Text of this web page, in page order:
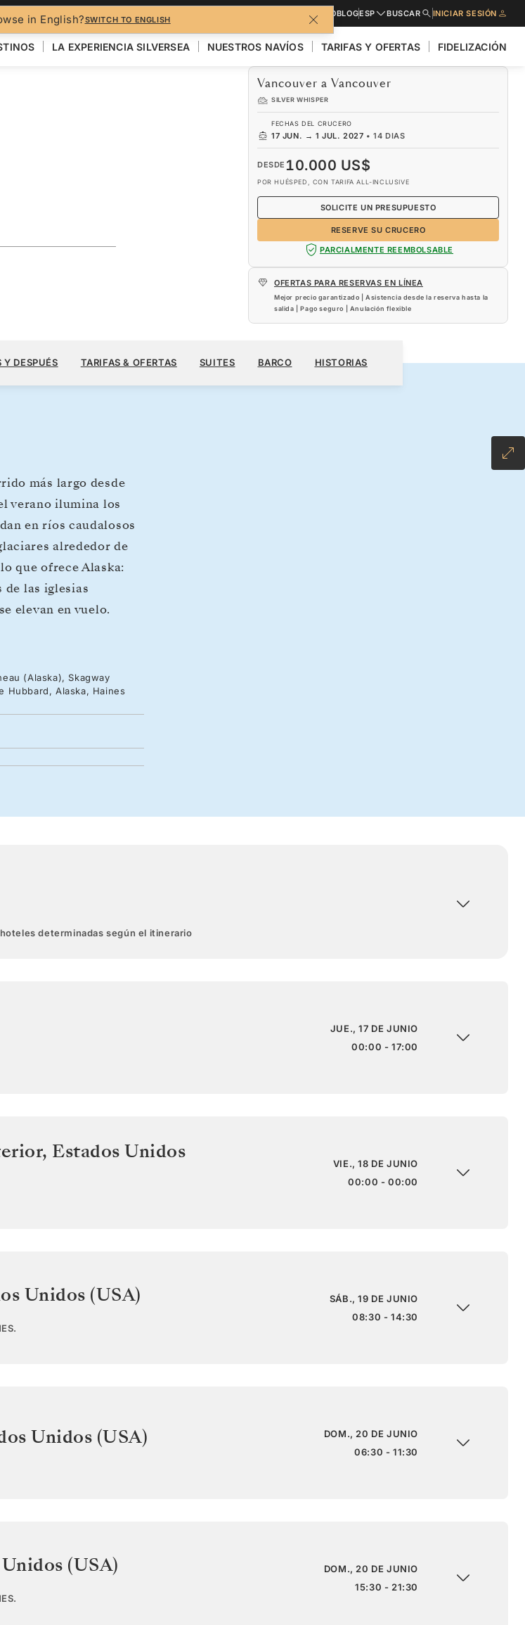
in English?SWITCH TO ENGLISH
SOLICITE PRESUPUESTOBLOGESP BUSCAR INICIAR SESIÓN
LA EXPERIENCIA SILVERSEA NUESTROS NAVÍOS TARIFAS Y OFERTAS FIDELIZACIÓN
Vancouver a Vancouver
SILVER WHISPER
FECHAS DEL CRUCERO
17 JUN. → 1 JUL. 2027 •14 DIAS
DESDE 10.000 US$
POR HUÉSPED, CON TARIFA ALL-INCLUSIVE
RESERVE SU CRUCERO
SOLICITE UN PRESUPUESTO
PARCIALMENTE REEMBOLSABLE
OFERTAS PARA RESERVAS EN LÍNEA
Mejor precio garantizado | Asistencia desde la reserva hasta la
salida | Pago seguro | Anulación flexible
POR HUÉSPED, CON TARIFA ALL-INCLUSIVE
RESERVE SU CRUCERO
Y DESPUÉS TARIFAS & OFERTAS SUITES BARCO HISTORIAS
más largo desde
verano ilumina los
en ríos caudalosos
alrededor de
que ofrece Alaska:
de las iglesias
elevan en vuelo.
(Alaska), Skagway
Hubbard, Alaska, Haines
determinadas según el itinerario
JUE., 17 DE JUNIO
00:00 - 17:00
, Estados Unidos
VIE., 18 DE JUNIO
00:00 - 00:00
Unidos (USA)
SÁB., 19 DE JUNIO
08:30 - 14:30
Unidos (USA)
DOM., 20 DE JUNIO
06:30 - 11:30
(USA)
DOM., 20 DE JUNIO
15:30 - 21:30